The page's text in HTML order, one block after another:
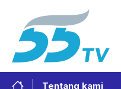
Tentang kami